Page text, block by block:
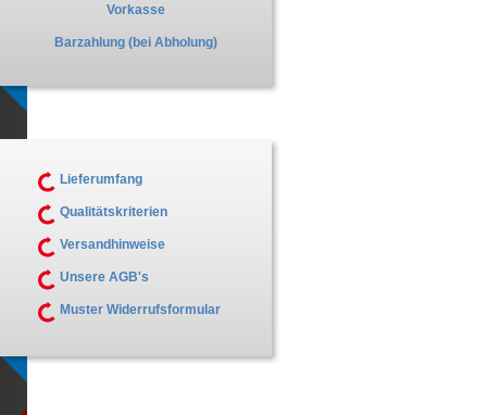
Vorkasse
Barzahlung (bei Abholung)
Lieferumfang
Qualitätskriterien
Versandhinweise
Unsere AGB's
Muster Widerrufsformular